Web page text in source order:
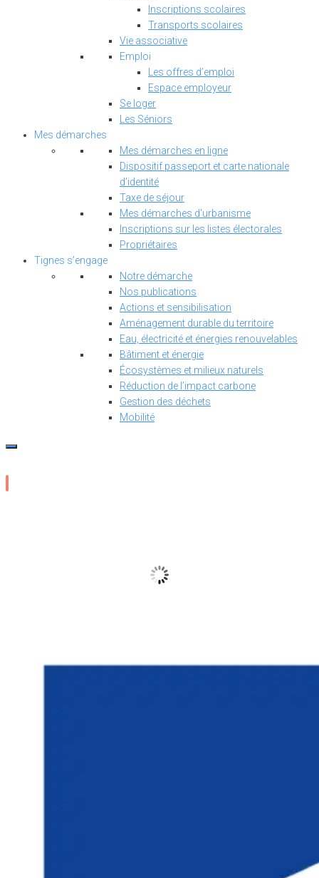
Inscriptions scolaires
Transports scolaires
Vie associative
Emploi
Les offres d’emploi
Espace employeur
Se loger
Les Séniors
Mes démarches
Mes démarches en ligne
Dispositif passeport et carte nationale
d’identité
Taxe de séjour
Mes démarches d'urbanisme
Inscriptions sur les listes électorales
Propriétaires
Tignes s’engage
Notre démarche
Nos publications
Actions et sensibilisation
Aménagement durable du territoire
Eau, électricité et énergies renouvelables
Bâtiment et énergie
Écosystèmes et milieux naturels
Réduction de l’impact carbone
Gestion des déchets
Mobilité